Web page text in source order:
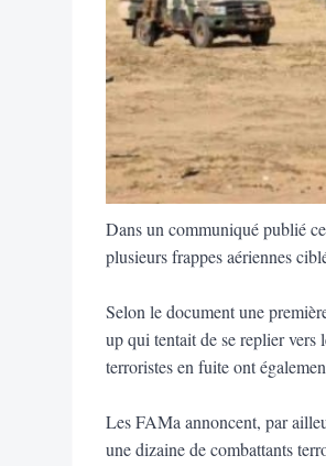
Dans un communiqué publié
plusieurs frappes aériennes
Selon le document une
up qui tentait de se replier vers
terroristes en fuite ont
Les FAMa annoncent, par
une dizaine de combattants